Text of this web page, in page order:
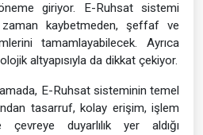
giriyor. E-Ruhsat sistemi
kaybetmeden, şeffaf ve
tamamlayabilecek. Ayrıca
altyapısıyla da dikkat çekiyor.
E-Ruhsat sisteminin temel
tasarruf, kolay erişim, işlem
çevreye duyarlılık yer aldığı